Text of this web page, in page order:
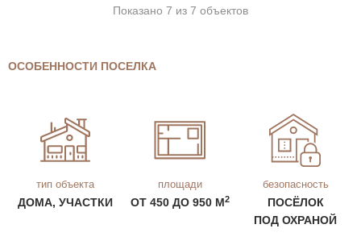
Показано 7 из 7 объектов
ОСОБЕННОСТИ ПОСЕЛКА
тип объекта
ДОМА, УЧАСТКИ
площади
ОТ 450 ДО 950 М2
безопасность
ПОСЁЛОК
ПОД ОХРАНОЙ